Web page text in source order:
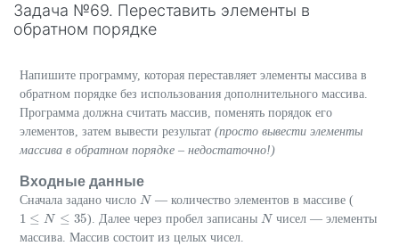
Задача №69. Переставить элементы в
обратном порядке
Напишите программу, которая переставляет элементы массива в
обратном порядке без использования дополнительного массива.
Программа должна считать массив, поменять порядок его
элементов, затем вывести результат (просто вывести элементы
массива в обратном порядке – недостаточно!)
Входные данные
Сначала задано число N
N — количество элементов в массиве (
1 ≤ N ≤ 35
1 ≤N ≤35 ). Далее через пробел записаны N
N чисел — элементы
массива. Массив состоит из целых чисел.